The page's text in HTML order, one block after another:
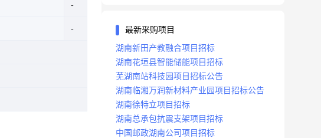
最新采购项目
湖南新田产教融合项目招标
湖南花垣县智能储能项目招标
芜湖南站科技园项目招标公告
湖南临湘万润新材料产业园项目招标公告
湖南徐特立项目招标
湖南总承包抗震支架项目招标
中国邮政湖南公司项目招标